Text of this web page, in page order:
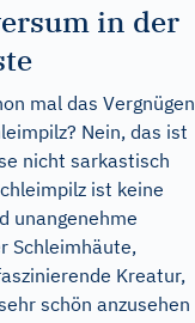
in der
mal das Vergnügen
Nein, das ist
nicht sarkastisch
ist keine
unangenehme
Schleimhäute,
Kreatur,
schön anzusehen